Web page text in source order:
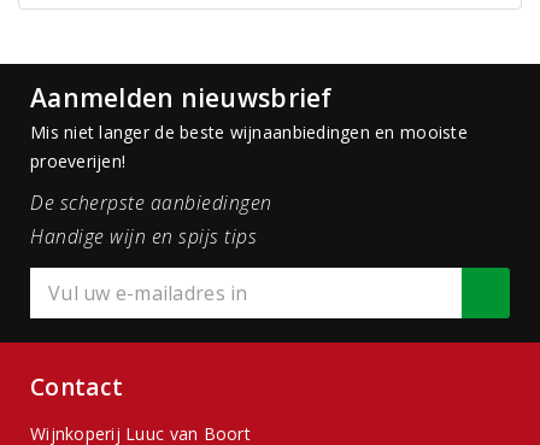
Aanmelden nieuwsbrief
Mis niet langer de beste wijnaanbiedingen en mooiste
proeverijen!
De scherpste aanbiedingen
Handige wijn en spijs tips
Contact
Wijnkoperij Luuc van Boort